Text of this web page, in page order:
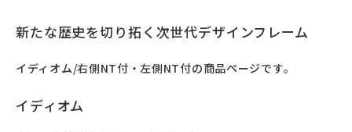
新たな歴史を切り拓く次世代デザインフレーム
イディオム/右側NT付・左側NT付の商品ページです。
イディオム